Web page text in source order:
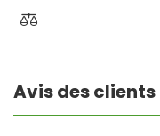
Avis des clients